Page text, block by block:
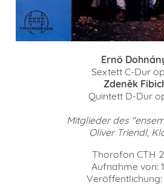
Ernö
Sextett C-Dur
Zdeněk
Quintett D-Dur
Mitglieder des
Oliver Triendl,
Thorofon CTH
Aufnahme von:
Veröffentlichung: